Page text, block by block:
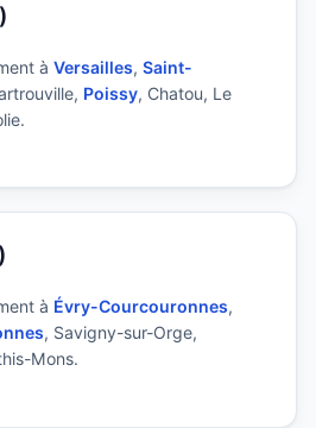
à Versailles, Saint-
Poissy, Chatou, Le
à Évry-Courcouronnes,
, Savigny-sur-Orge,
Mons.